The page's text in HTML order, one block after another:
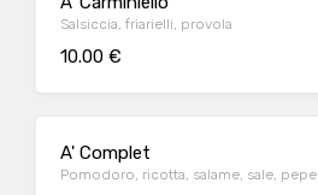
Salsiccia, friarielli, provola
10.00 €
A' Complet
Pomodoro, ricotta, salame, sale, pepe